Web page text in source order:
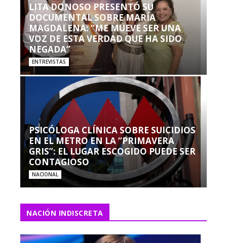
LITA DONOSO PRESENTÓ SU
DOCUMENTAL SOBRE MARÍA
MAGDALENA: “ME MUEVE SER UNA
VOZ DE ESTA VERDAD QUE HA SIDO
NEGADA”
ENTREVISTAS
PSICÓLOGA CLÍNICA SOBRE SUICIDIOS
EN EL METRO EN LA “PRIMAVERA
GRIS”: EL LUGAR ESCOGIDO PUEDE SER
CONTAGIOSO
NACIONAL
NACIÓN INDISCRETA